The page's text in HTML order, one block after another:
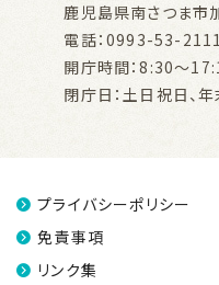
鹿児島県南さつま
電話：0993-53-2111
開庁時間：8:30～
閉庁日：土日祝日、
プライバシーポリシー
免責事項
リンク集